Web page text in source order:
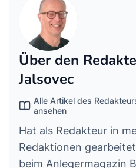
Über den
Jalsovec
Alle Artikel des
ansehen
Hat als Redakteur in
Redaktionen
beim Anlegermagazin